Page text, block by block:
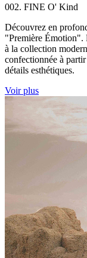
002. FINE O' Kind
Découvrez en
"Première Émotion".
à la collection
confectionnée à
détails esthétiques.
Voir plus